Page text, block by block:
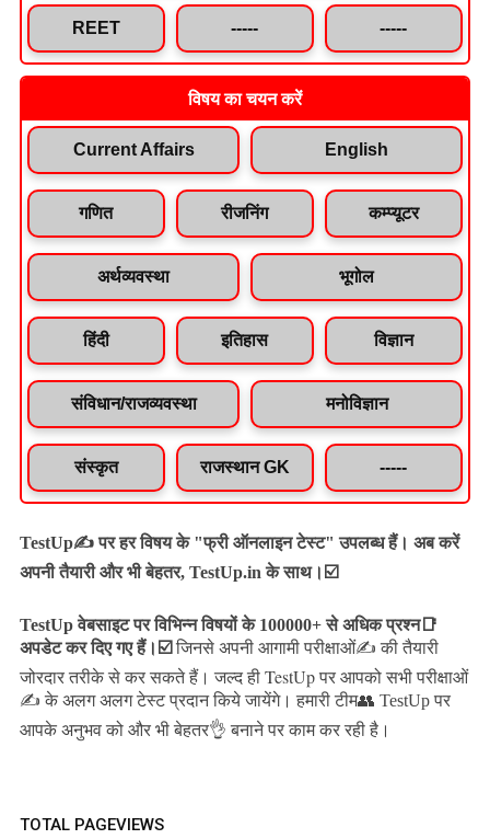
REET ----- -----
विषय का चयन करें
Current Affairs English
गणित रीजनिंग कम्प्यूटर
अर्थव्यवस्था भूगोल
हिंदी इतिहास विज्ञान
संविधान/राजव्यवस्था मनोविज्ञान
संस्कृत राजस्थान GK -----
TestUp✍️ पर हर विषय के "फ्री ऑनलाइन टेस्ट" उपलब्ध हैं। अब करें
अपनी तैयारी और भी बेहतर, TestUp.in के साथ।☑️
TestUp वेबसाइट पर विभिन्न विषयों के 100000+ से अधिक प्रश्न📑
अपडेट कर दिए गए हैं। ☑️ जिनसे अपनी आगामी परीक्षाओं✍️ की तैयारी
जोरदार तरीके से कर सकते हैं।जल्द ही TestUp पर आपको सभी परीक्षाओं
✍️ के अलग अलग टेस्ट प्रदान किये जायेंगे। हमारी टीम👥 TestUp पर
आपके अनुभव को और भी बेहतर👌 बनाने पर काम कर रही है।
TOTAL PAGEVIEWS